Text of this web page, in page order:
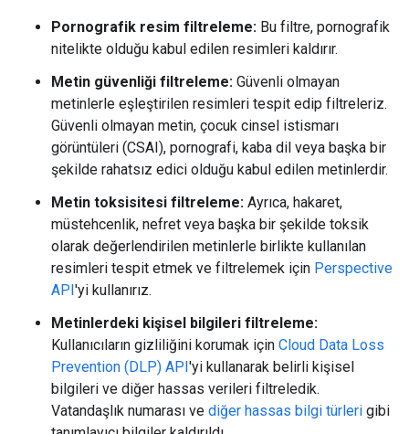
Pornografik resim filtreleme: Bu filtre, pornografik
nitelikte olduğu kabul edilen resimleri kaldırır.
Metin güvenliği filtreleme: Güvenli olmayan
metinlerle eşleştirilen resimleri tespit edip filtreleriz.
Güvenli olmayan metin, çocuk cinsel istismarı
görüntüleri (CSAI), pornografi, kaba dil veya başka bir
şekilde rahatsız edici olduğu kabul edilen metinlerdir.
Metin toksisitesi filtreleme: Ayrıca, hakaret,
müstehcenlik, nefret veya başka bir şekilde toksik
olarak değerlendirilen metinlerle birlikte kullanılan
resimleri tespit etmek ve filtrelemek için Perspective
API'yi kullanırız.
Metinlerdeki kişisel bilgileri filtreleme:
Kullanıcıların gizliliğini korumak için Cloud Data Loss
Prevention (DLP) API'yi kullanarak belirli kişisel
bilgileri ve diğer hassas verileri filtreledik.
Vatandaşlık numarası ve diğer hassas bilgi türleri gibi